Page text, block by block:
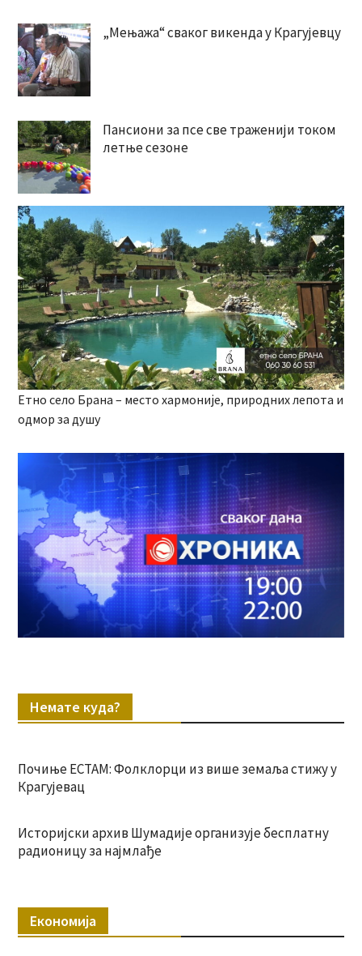
„Мењажа“ сваког викенда у Крагујевцу
Пансиони за псе све траженији током
летње сезоне
Етно село Брана – место хармоније, природних лепота и
одмор за душу
Немате куда?
Почиње ЕСТАМ: Фолклорци из више земаља стижу у
Крагујевац
Историјски архив Шумадије организује бесплатну
радионицу за најмлађе
Економија